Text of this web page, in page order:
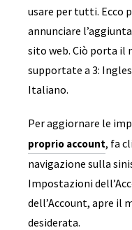
usare per tutti. Ecco
annunciare
sito web. Ciò porta il
supportate a 3:
Italiano.
Per aggiornare le
proprio account, fa
navigazione sulla
Impostazioni
dell’Account, apre il
desiderata.